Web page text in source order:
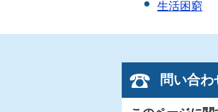
生活困窮
問い合わ